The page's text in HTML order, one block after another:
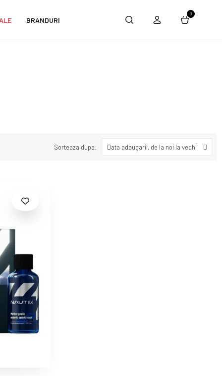
BRANDURI
0
Sorteaza dupa: Data adaugarii, de la noi la vechi